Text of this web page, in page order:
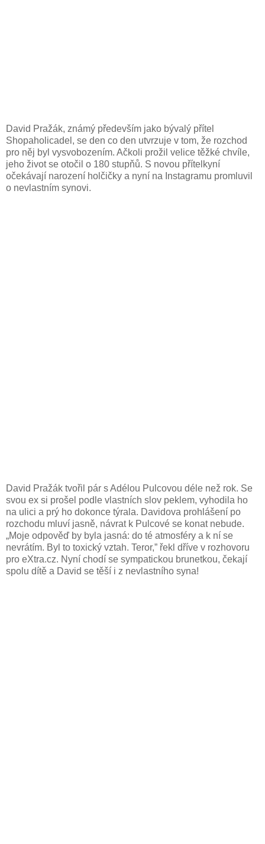
David Pražák, známý především jako bývalý přítel
Shopaholicadel, se den co den utvrzuje v tom, že rozchod
pro něj byl vysvobozením. Ačkoli prožil velice těžké chvíle,
jeho život se otočil o 180 stupňů. S novou přítelkyní
očekávají narození holčičky a nyní na Instagramu promluvil
o nevlastním synovi.
David Pražák tvořil pár s Adélou Pulcovou déle než rok. Se
svou ex si prošel podle vlastních slov peklem, vyhodila ho
na ulici a prý ho dokonce týrala. Davidova prohlášení po
rozchodu mluví jasně, návrat k Pulcové se konat nebude.
„Moje odpověď by byla jasná: do té atmosféry a k ní se
nevrátím. Byl to toxický vztah. Teror,” řekl dříve v rozhovoru
pro eXtra.cz. Nyní chodí se sympatickou brunetkou, čekají
spolu dítě a David se těší i z nevlastního syna!